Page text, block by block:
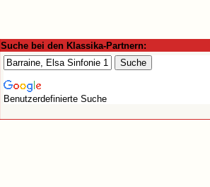
Suche bei den Klassika-Partnern:
Benutzerdefinierte Suche